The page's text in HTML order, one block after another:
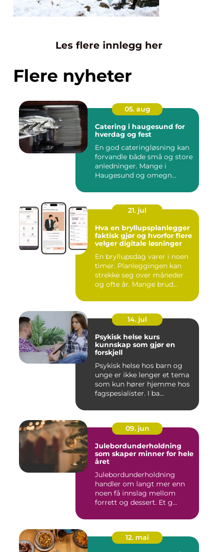
Les flere innlegg her
Flere nyheter
05. aug
Catering i haugesund for
hverdag og fest
En god cateringløsning kan
forvandle både små og store
anledninger. Mange i
Haugesund og omegn
21. jul
Hva en bryllupsplanlegger
faktisk gjør og hvorfor flere
velger digitale løsninger
En bryllupsdag varer i noen
timer. Planleggingen kan
strekke seg over måneder
og ofte år. Mange brud...
14. jul
Psykisk helse kurs
kunnskap som gjør en
forskjell
Psykisk helse hos barn og
unge er ikke lenger et tema
som kun hører hjemme hos
fagspesialister. I ba...
09. jun
Julebordunderholdning
som skaper minner for hele
året
Julebordunderholdning
handler om langt mer enn
noen få innslag mellom
forrett og dessert. Et g...
12. mai